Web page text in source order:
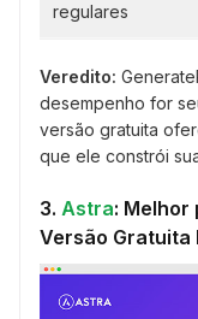
regulares
Veredito:
desempenho for
versão gratuita
que ele constrói
3. Astra: Melhor
Versão Gratuita